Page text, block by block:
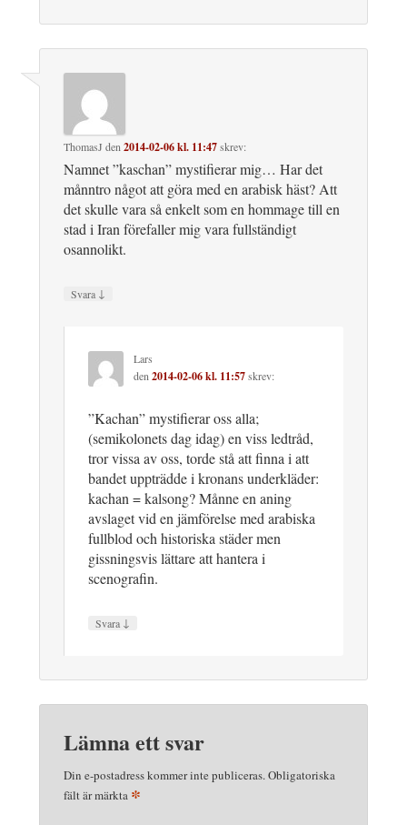
ThomasJ den2014-02-06 kl. 11:47skrev:
Namnet ”kaschan” mystifierar mig… Har det
månntro något att göra med en arabisk häst? Att
det skulle vara så enkelt som en hommage till en
stad i Iran förefaller mig vara fullständigt
osannolikt.
Svara ↓
Lars
den2014-02-06 kl. 11:57skrev:
”Kachan” mystifierar oss alla;
(semikolonets dag idag) en viss ledtråd,
tror vissa av oss, torde stå att finna i att
bandet uppträdde i kronans underkläder:
kachan = kalsong? Månne en aning
avslaget vid en jämförelse med arabiska
fullblod och historiska städer men
gissningsvis lättare att hantera i
scenografin.
Svara ↓
Lämna ett svar
Din e-postadress kommer inte publiceras.Obligatoriska
fält är märkta *